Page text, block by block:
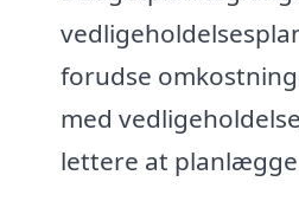
forudse
med
lettere at